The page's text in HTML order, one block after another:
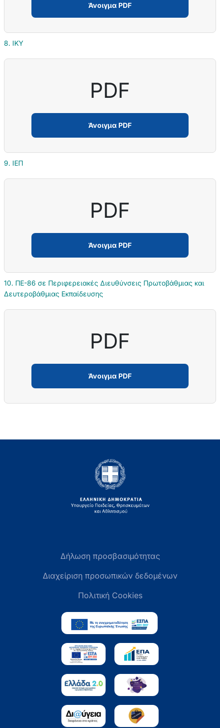
Άνοιγμα PDF
8. ΙΚΥ
PDF
Άνοιγμα PDF
9. ΙΕΠ
PDF
Άνοιγμα PDF
10. ΠΕ-86 σε Περιφερειακές Διευθύνσεις Πρωτοβάθμιας και
Δευτεροβάθμιας Εκπαίδευσης
PDF
Άνοιγμα PDF
Δήλωση προσβασιμότητας
Διαχείριση προσωπικών δεδομένων
Πολιτική Cookies